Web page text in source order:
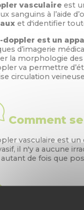
vasculaire est
sanguins à l’aide
et d'identifier
doppler est un
d’imagerie
la morphologie
va permettre
circulation
Comment
vasculaire est
il n'y a aucune
de fois que